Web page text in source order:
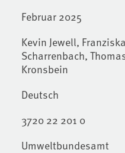
Februar 2025
Kevin Jewell,
Scharrenbach,
Kronsbein
Deutsch
3720 22 201 0
Umweltbundesamt